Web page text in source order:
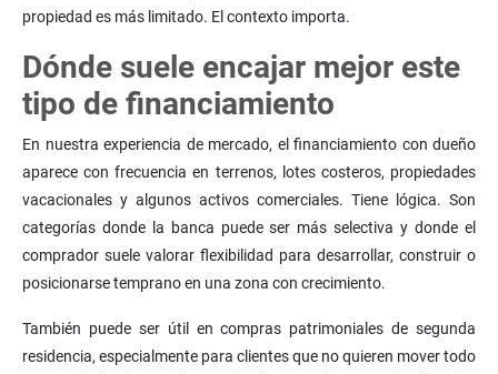
propiedad es más limitado. El contexto importa.
Dónde suele encajar mejor este
tipo de financiamiento
En nuestra experiencia de mercado, el financiamiento con dueño
aparece con frecuencia en terrenos, lotes costeros, propiedades
vacacionales y algunos activos comerciales. Tiene lógica. Son
categorías donde la banca puede ser más selectiva y donde el
comprador suele valorar flexibilidad para desarrollar, construir o
posicionarse temprano en una zona con crecimiento.
También puede ser útil en compras patrimoniales de segunda
residencia, especialmente para clientes que no quieren mover todo